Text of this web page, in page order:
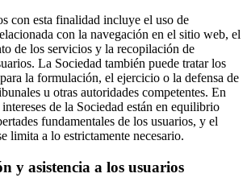
con esta finalidad incluye el uso de
con la navegación en el sitio web, el
de los servicios y la recopilación de
La Sociedad también puede tratar los
la formulación, el ejercicio o la defensa de
u otras autoridades competentes. En
de la Sociedad están en equilibrio
fundamentales de los usuarios, y el
limita a lo estrictamente necesario.
y asistencia a los usuarios